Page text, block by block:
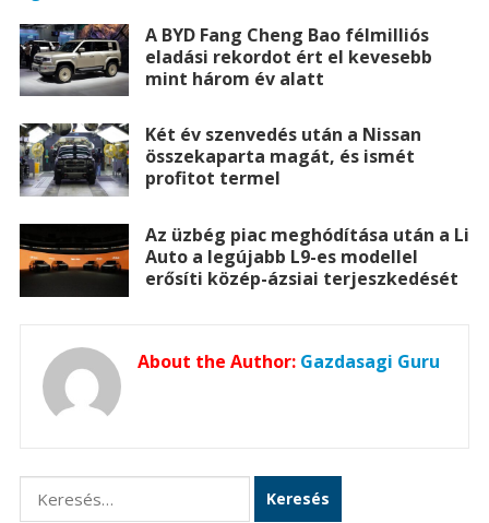
A BYD Fang Cheng Bao félmilliós
eladási rekordot ért el kevesebb
mint három év alatt
Két év szenvedés után a Nissan
összekaparta magát, és ismét
profitot termel
Az üzbég piac meghódítása után a Li
Auto a legújabb L9-es modellel
erősíti közép-ázsiai terjeszkedését
About the Author: Gazdasagi Guru
Keresés: